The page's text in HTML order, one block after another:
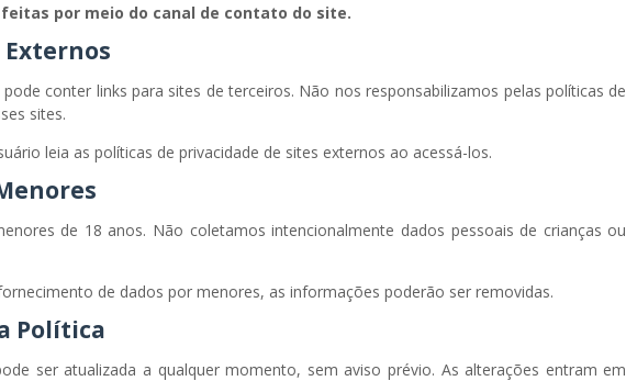
por meio do canal de contato do site.
Externos
pode conter links para sites de terceiros. Não nos responsabilizamos pelas políticas de
sites.
leia as políticas de privacidade de sites externos ao acessá-los.
de 18 anos. Não coletamos intencionalmente dados pessoais de crianças ou
de dados por menores, as informações poderão ser removidas.
Política
ser atualizada a qualquer momento, sem aviso prévio. As alterações entram em